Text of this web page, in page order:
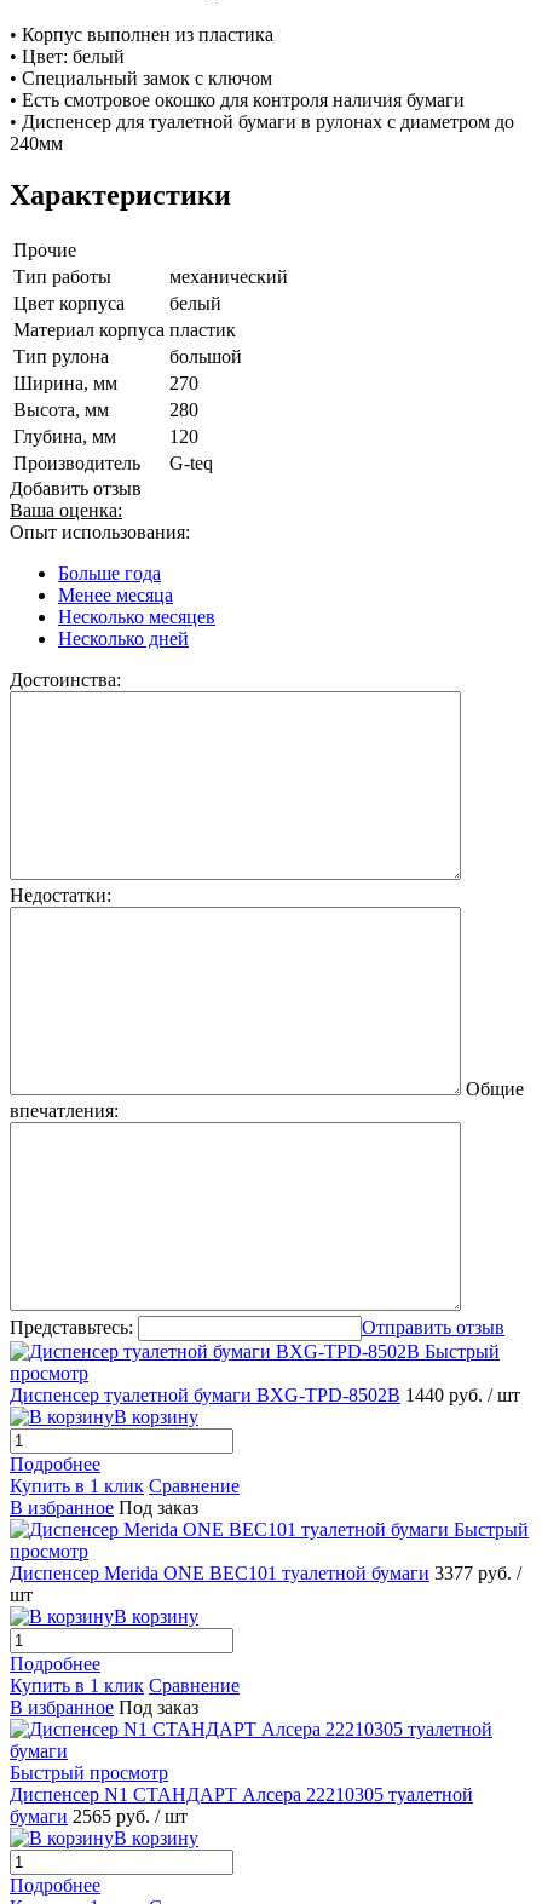
• Корпус выполнен из пластика
• Цвет: белый
• Специальный замок с ключом
• Есть смотровое окошко для контроля наличия бумаги
• Диспенсер для туалетной бумаги в рулонах с диаметром до
240мм
Характеристики
Прочие
Тип работы
механический
Цвет корпуса
белый
Материал корпуса пластик
Тип рулона
большой
Ширина, мм
270
Высота, мм
280
Глубина, мм
120
Производитель
G-teq
Добавить отзыв
Ваша оценка:
Опыт использования:
Больше года
Менее месяца
Несколько месяцев
Несколько дней
Достоинства:
Недостатки:
Общие
впечатления:
Представьтесь:
Отправить отзыв
Быстрый
просмотр
Диспенсер туалетной бумаги BXG-TPD-8502B 1440 руб. / шт
В корзину
Подробнее
Купить в 1 клик Сравнение
В избранное Под заказ
Быстрый
просмотр
Диспенсер Merida ONE BEC101 туалетной бумаги 3377 руб. /
шт
В корзину
Подробнее
Купить в 1 клик Сравнение
В избранное Под заказ
Быстрый просмотр
Диспенсер N1 СТАНДАРТ Алсера 22210305 туалетной
бумаги 2565 руб. / шт
В корзину
Подробнее